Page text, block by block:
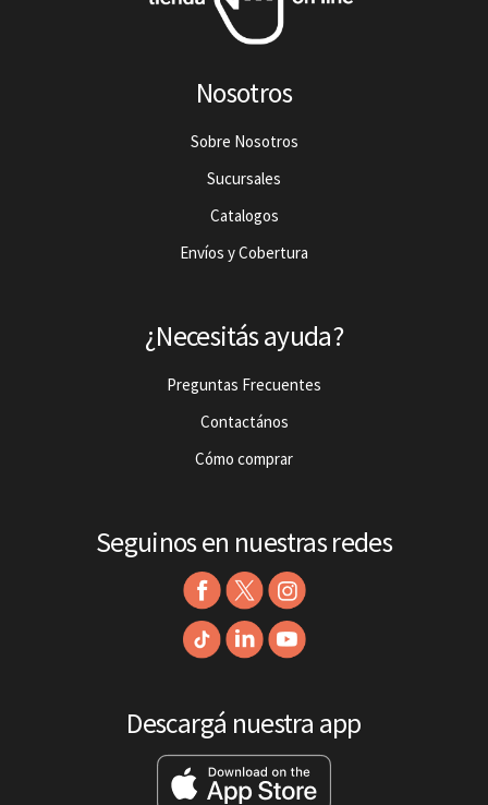
Nosotros
Sobre Nosotros
Sucursales
Catalogos
Envíos y Cobertura
¿Necesitás ayuda?
Preguntas Frecuentes
Contactános
Cómo comprar
Seguinos en nuestras redes
Descargá nuestra app